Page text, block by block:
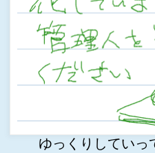
ゆっくりしてい